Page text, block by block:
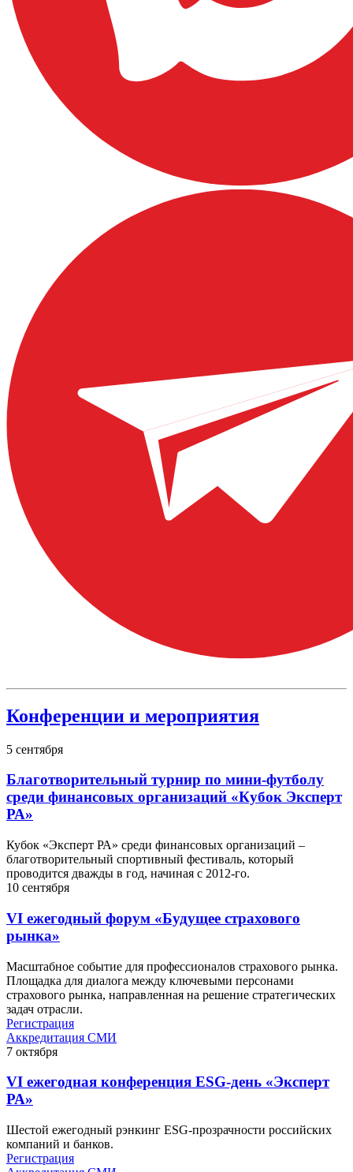
Конференции и мероприятия
5 сентября
Благотворительный турнир по мини-футболу
среди финансовых организаций «Кубок Эксперт
РА»
Кубок «Эксперт РА» среди финансовых организаций –
благотворительный спортивный фестиваль, который
проводится дважды в год, начиная с 2012-го.
10 сентября
VI ежегодный форум «Будущее страхового
рынка»
Масштабное событие для профессионалов страхового рынка.
Площадка для диалога между ключевыми персонами
страхового рынка, направленная на решение стратегических
задач отрасли.
Регистрация
Аккредитация СМИ
7 октября
VI ежегодная конференция ESG-день «Эксперт
РА»
Шестой ежегодный рэнкинг ESG-прозрачности российских
компаний и банков.
Регистрация